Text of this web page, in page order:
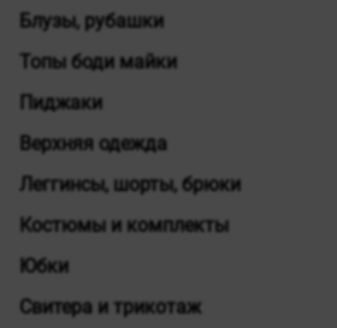
Блузы, рубашки
Топы боди майки
Пиджаки
Верхняя одежда
Леггинсы, шорты, брюки
Костюмы и комплекты
Юбки
Свитера и трикотаж